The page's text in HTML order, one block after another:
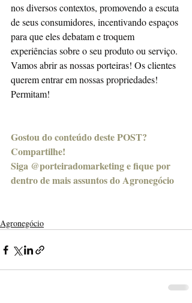
nos diversos contextos, promovendo a escuta
de seus consumidores, incentivando espaços
para que eles debatam e troquem
experiências sobre o seu produto ou serviço.
Vamos abrir as nossas porteiras! Os clientes
querem entrar em nossas propriedades!
Permitam!
Gostou do conteúdo deste POST?
Compartilhe!
Siga @porteiradomarketing e fique por
dentro de mais assuntos do Agronegócio
Agronegócio